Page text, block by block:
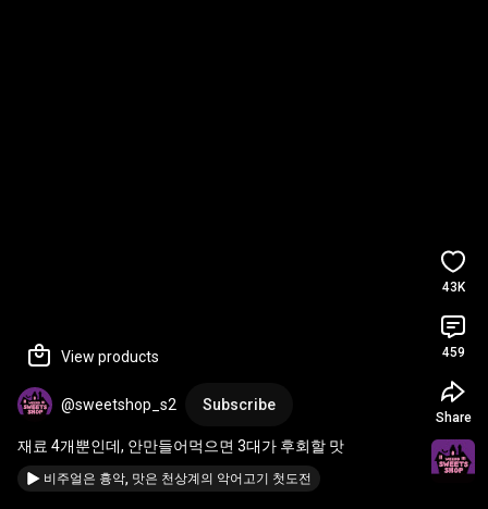
View products
@sweetshop_s2 Subscribe
재료 4개뿐인데, 안만들어먹으면 3대가 후회할 맛
비주얼은 흉악, 맛은 천상계의 악어고기 첫도전
43K
459
Share